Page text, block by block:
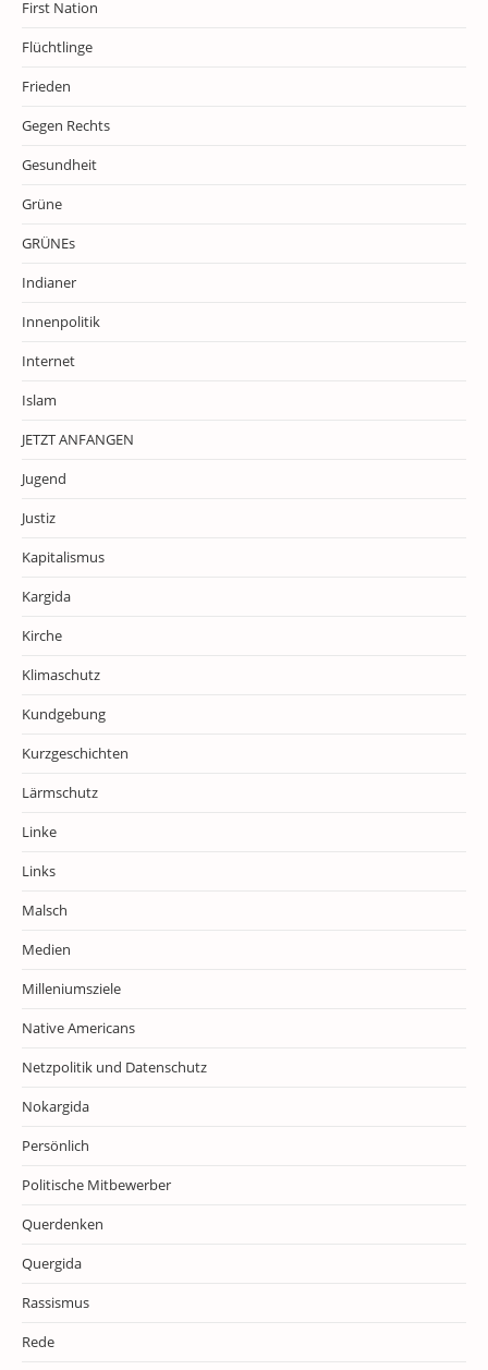
First Nation
Flüchtlinge
Frieden
Gegen Rechts
Gesundheit
Grüne
GRÜNEs
Indianer
Innenpolitik
Internet
Islam
JETZT ANFANGEN
Jugend
Justiz
Kapitalismus
Kargida
Kirche
Klimaschutz
Kundgebung
Kurzgeschichten
Lärmschutz
Linke
Links
Malsch
Medien
Milleniumsziele
Native Americans
Netzpolitik und Datenschutz
Nokargida
Persönlich
Politische Mitbewerber
Querdenken
Quergida
Rassismus
Rede